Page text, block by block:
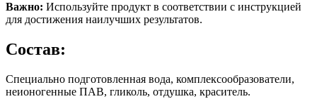
Важно: Используйте продукт в соответствии с инструкцией
для достижения наилучших результатов.
Состав:
Специально подготовленная вода, комплексообразователи,
неионогенные ПАВ, гликоль, отдушка, краситель.